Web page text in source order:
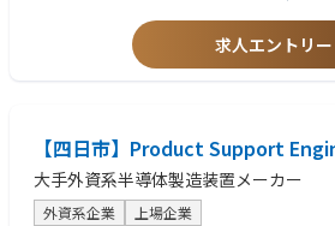
エスカレーション対応、システムアップグレ
良好な顧客関係を構築する。
※大手基盤のもと安定して就業できる環境です
高精度・高信頼性が求められる半導体検査分
術力を強みに、国内外の半導体メーカーおよ
います。ニデックグループの一員として、安
代半導体技術に対応した製品開発・供給を行っ
・ネットワーク・サーバーの構築または運用
・VBA、Python、SQLなどを用いた簡単な業
・CCNA、LinuC、LPIC、基本情報技術者など
ある方
・トラブルが発生した際に、原因を順序立て
・「指示された作業をこなす」だけでなく、
的になるか」を提案できる方
求人エントリー
【四日市】Product Support
大手外資系半導体製造装置メーカー
外資系企業 上場企業